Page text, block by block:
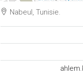
Nabeul, Tunisie.